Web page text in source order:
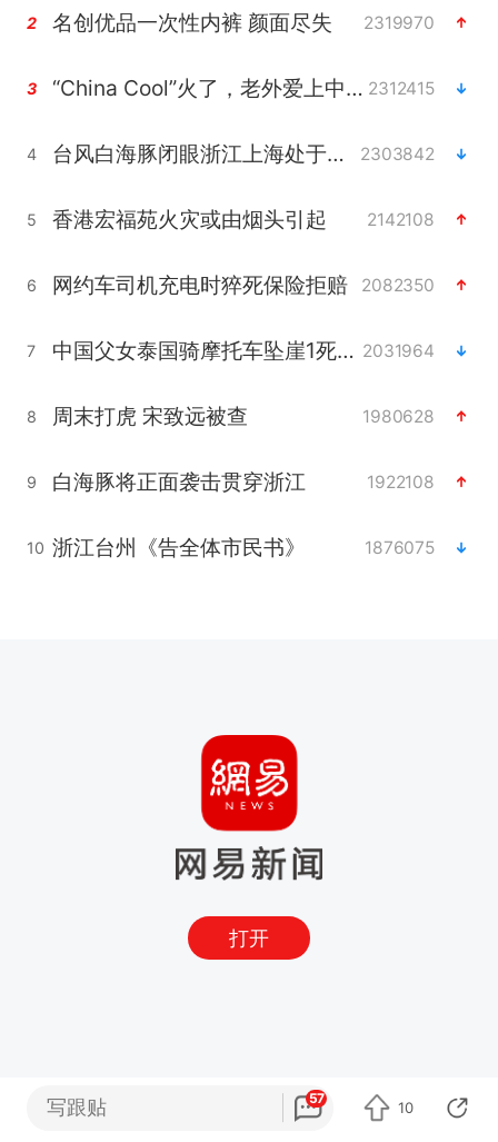
2 名创优品一次性内裤 颜面尽失 2319970
3 “China Cool”火了，老外爱上中国避暑游 2312415
4 台风白海豚闭眼浙江上海处于危险半圆 2303842
5 香港宏福苑火灾或由烟头引起 2142108
6 网约车司机充电时猝死保险拒赔 2082350
7 中国父女泰国骑摩托车坠崖1死1伤 2031964
8 周末打虎 宋致远被查 1980628
9 白海豚将正面袭击贯穿浙江 1922108
10 浙江台州《告全体市民书》 1876075
打开
写跟贴 57
10